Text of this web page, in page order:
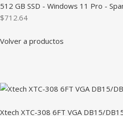
512 GB SSD - Windows 11 Pro -
$712.64
Volver a productos
Xtech XTC-308 6FT VGA DB15/